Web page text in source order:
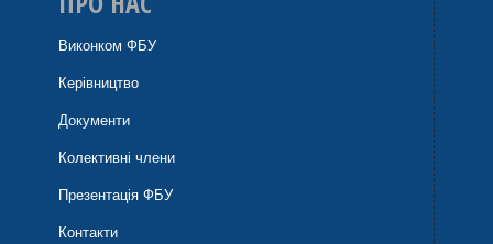
Виконком ФБУ
Керівництво
Документи
Колективні члени
Презентація ФБУ
Контакти